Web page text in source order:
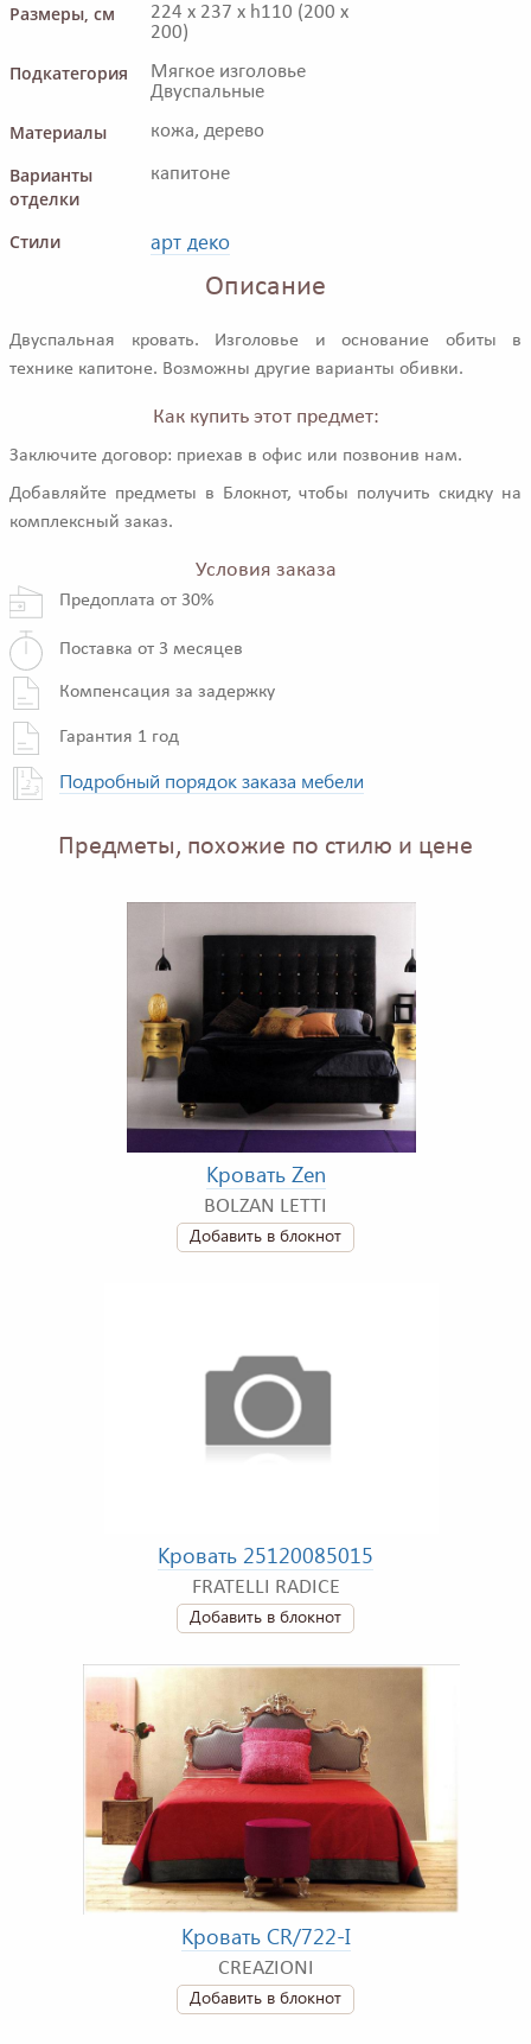
Размеры, см
224 x 237 x h110 (200 x
200)
Подкатегория
Мягкое изголовье
Двуспальные
Материалы кожа, дерево
Варианты
отделки
капитоне
Стили арт деко
Описание
Двуспальная кровать. Изголовье и основание обиты в
технике капитоне. Возможны другие варианты обивки.
Как купить этот предмет:
Заключите договор: приехав в офис или позвонив нам.
Добавляйте предметы в Блокнот, чтобы получить скидку на
комплексный заказ.
Условия заказа
Предоплата от 30%
Поставка от 3 месяцев
Компенсация за задержку
Гарантия 1 год
Подробный порядок заказа мебели
Предметы, похожие по стилю и цене
Кровать Zen
BOLZAN LETTI
Добавить в блокнот
Кровать 25120085015
FRATELLI RADICE
Добавить в блокнот
Кровать CR/722-I
CREAZIONI
Добавить в блокнот